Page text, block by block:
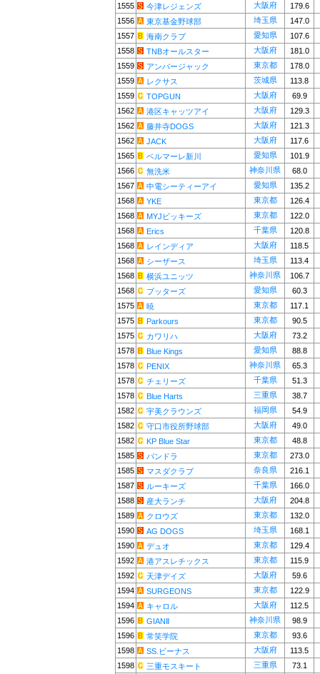
1555
今津レジェンズ 大阪府
179.6
1556
東京基金野球部 埼玉県
147.0
1557
海南クラブ 愛知県
107.6
1558
TNBオールスター 大阪府
181.0
1559
アンバージャック 東京都
178.0
1559
レクサス 茨城県
113.8
1559
TOPGUN 大阪府
69.9
1562
港区キャッツアイ 大阪府
129.3
1562
藤井寺DOGS 大阪府
121.3
1562
JACK 大阪府
117.6
1565
ベルマーレ新川 愛知県
101.9
1566
無洗米 神奈川県
68.0
1567
中電シーティーアイ 愛知県
135.2
1568
YKE 東京都
126.4
1568
MYJビッキーズ 東京都
122.0
1568
Erics 千葉県
120.8
1568
レインディア 大阪府
118.5
1568
シーザース 埼玉県
113.4
1568
横浜ユニッツ 神奈川県
106.7
1568
ブッターズ 愛知県
60.3
1575
暁 東京都
117.1
1575
Parkours 東京都
90.5
1575
カワリハ 大阪府
73.2
1578
Blue Kings 愛知県
88.8
1578
PENIX 神奈川県
65.3
1578
チェリーズ 千葉県
51.3
1578
Blue Harts 三重県
38.7
1582
宇美クラウンズ 福岡県
54.9
1582
守口市役所野球部 大阪府
49.0
1582
KP Blue Star 東京都
48.8
1585
パンドラ 東京都
273.0
1585
マスダクラブ 奈良県
216.1
1587
ルーキーズ 千葉県
166.0
1588
産大ランチ 大阪府
204.8
1589
クロウズ 東京都
132.0
1590
AG DOGS 埼玉県
168.1
1590
デュオ 東京都
129.4
1592
港アスレチックス 東京都
115.9
1592
天津デイズ 大阪府
59.6
1594
SURGEONS 東京都
122.9
1594
キャロル 大阪府
112.5
1596
GIANⅡ 神奈川県
98.9
1596
常笑学院 東京都
93.6
1598
SS.ビーナス 大阪府
113.5
1598
三重モスキート 三重県 73.1